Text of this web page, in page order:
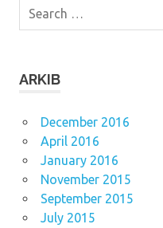
ARKIB
December 2016
April 2016
January 2016
November 2015
September 2015
July 2015